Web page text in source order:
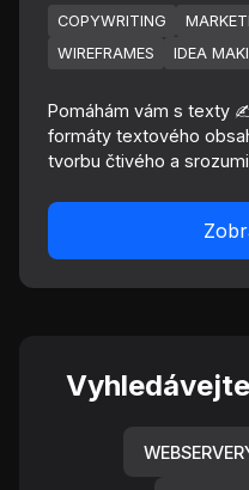
COPYWRITING
WIREFRAMES
IDEA
Pomáhám vám s texty
formáty textového
tvorbu čtivého a